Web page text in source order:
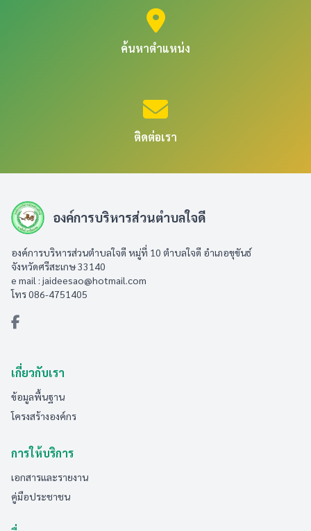
ค้นหาตำแหน่ง
ติดต่อเรา
องค์การบริหารส่วนตำบลใจดี
องค์การบริหารส่วนตำบลใจดี หมู่ที่ 10 ตำบลใจดี อำเภอขุขันธ์
จังหวัดศรีสะเกษ 33140
e mail : jaideesao@hotmail.com
โทร 086-4751405
เกี่ยวกับเรา
ข้อมูลพื้นฐาน
โครงสร้างองค์กร
การให้บริการ
เอกสารและรายงาน
คู่มือประชาชน